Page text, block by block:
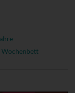
Wochenbett